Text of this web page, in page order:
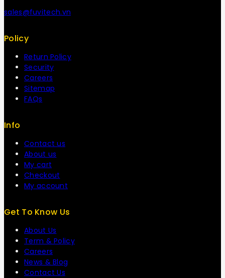
sales@fuvitech.vn
Policy
Return Policy
Security
Careers
Sitemap
FAQs
Info
Contact us
About us
My cart
Checkout
My account
Get To Know Us
About Us
Term & Policy
Careers
News & Blog
Contact Us